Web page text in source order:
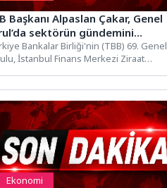
Başkanı Alpaslan Çakar, Genel
sektörün gündemini
Bankalar Birliği'nin (TBB) 69. Genel
İstanbul Finans Merkezi Ziraat
Ekonomi